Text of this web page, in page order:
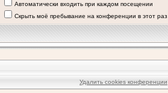
Автоматически входить при каждом посещении
Скрыть моё пребывание на конференции в этот раз
Удалить cookies конференции